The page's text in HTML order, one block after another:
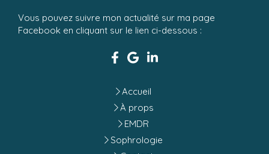
Vous pouvez suivre mon actualité sur ma page
Facebook en cliquant sur le lien ci-dessous :
Accueil
À props
EMDR
Sophrologie